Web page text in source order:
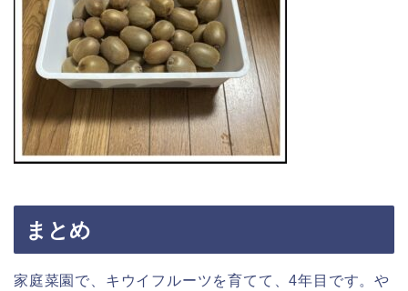
まとめ
家庭菜園で、キウイフルーツを育てて、4年目です。や